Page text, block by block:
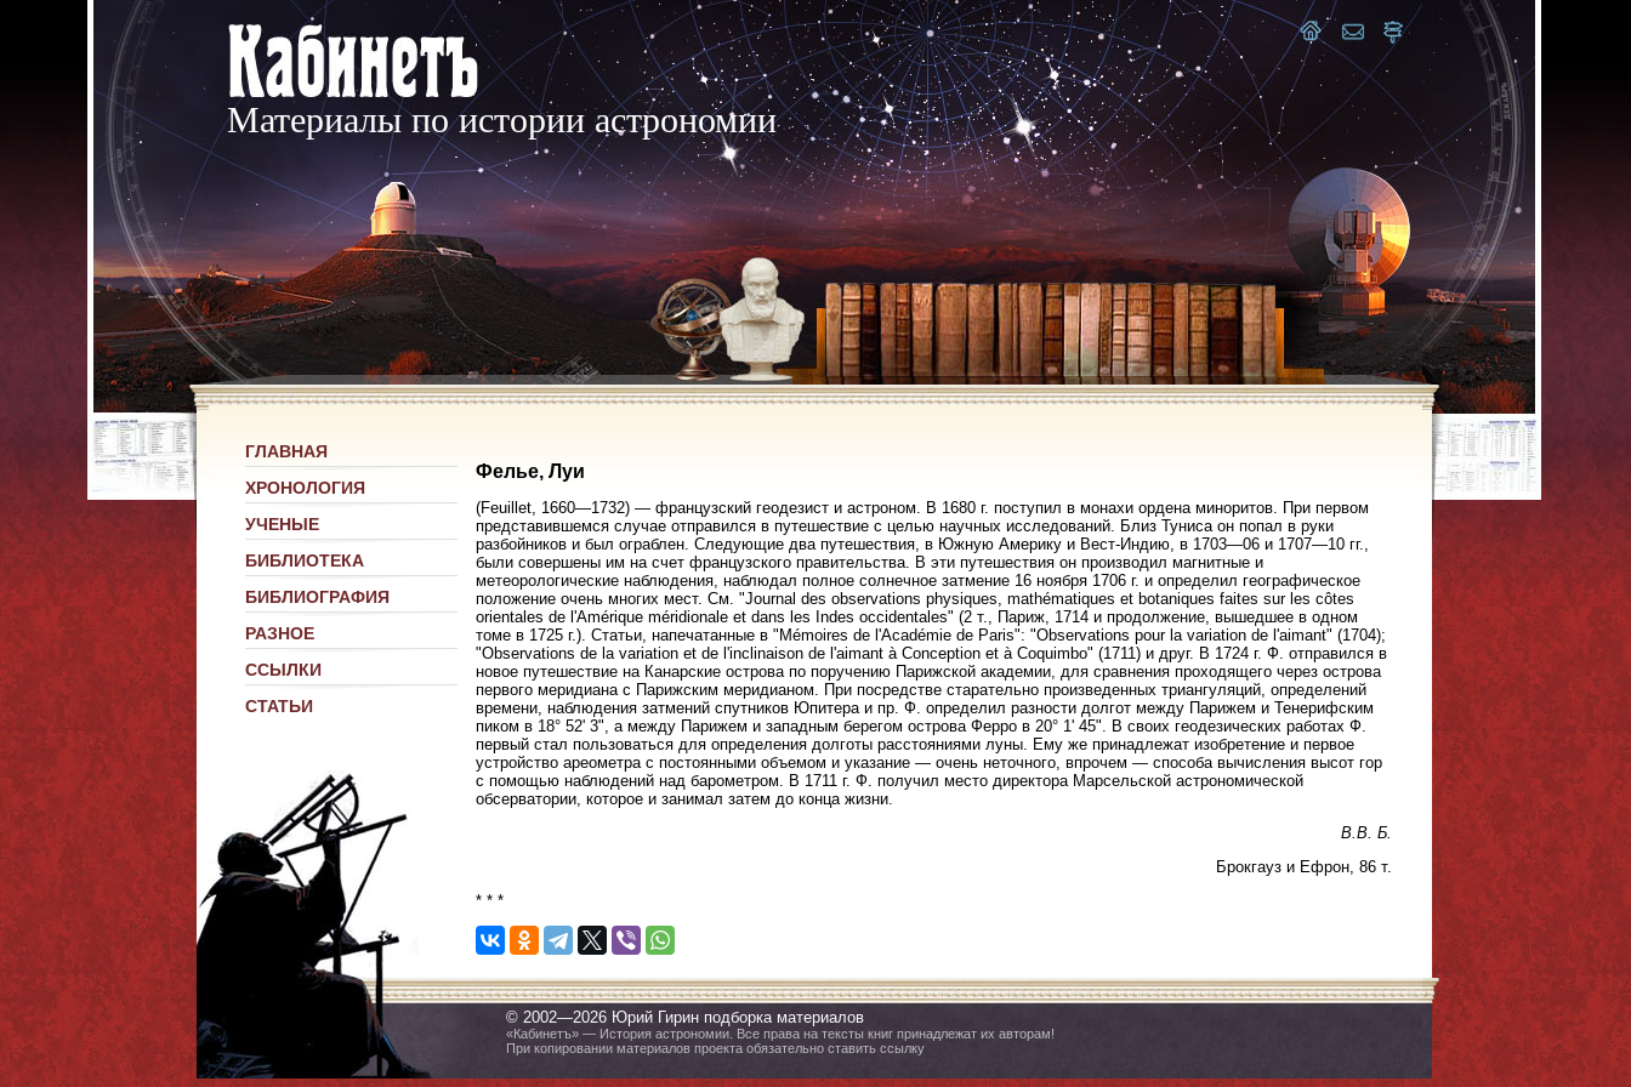
Материалы по истории астрономии
ГЛАВНАЯ
ХРОНОЛОГИЯ
УЧЕНЫЕ
БИБЛИОТЕКА
БИБЛИОГРАФИЯ
РАЗНОЕ
ССЫЛКИ
СТАТЬИ
Фелье, Луи
(Feuillet, 1660—1732) — французский геодезист и астроном. В 1680 г. поступил в монахи ордена миноритов. При первом
представившемся случае отправился в путешествие с целью научных исследований. Близ Туниса он попал в руки
разбойников и был ограблен. Следующие два путешествия, в Южную Америку и Вест-Индию, в 1703—06 и 1707—10 гг.,
были совершены им на счет французского правительства. В эти путешествия он производил магнитные и
метеорологические наблюдения, наблюдал полное солнечное затмение 16 ноября 1706 г. и определил географическое
положение очень многих мест. См. "Journal des observations physiques, mathématiques et botaniques faites sur les côtes
orientales de l'Amérique méridionale et dans les Indes occidentales" (2 т., Париж, 1714 и продолжение, вышедшее в одном
томе в 1725 г.). Статьи, напечатанные в "Mémoires de l'Académie de Paris": "Observations pour la variation de l'aimant" (1704);
"Observations de la variation et de l'inclinaison de l'aimant à Conception et à Coquimbo" (1711) и друг. В 1724 г. Ф. отправился в
новое путешествие на Канарские острова по поручению Парижской академии, для сравнения проходящего через острова
первого меридиана с Парижским меридианом. При посредстве старательно произведенных триангуляций, определений
времени, наблюдения затмений спутников Юпитера и пр. Ф. определил разности долгот между Парижем и Тенерифским
пиком в 18° 52' 3", а между Парижем и западным берегом острова Ферро в 20° 1' 45". В своих геодезических работах Ф.
первый стал пользоваться для определения долготы расстояниями луны. Ему же принадлежат изобретение и первое
устройство ареометра с постоянными объемом и указание — очень неточного, впрочем — способа вычисления высот гор
с помощью наблюдений над барометром. В 1711 г. Ф. получил место директора Марсельской астрономической
обсерватории, которое и занимал затем до конца жизни.
В.В. Б.
Брокгауз и Ефрон, 86 т.
* * *
© 2002—2026 Юрий Гирин подборка материалов
«Кабинетъ» — История астрономии. Все права на тексты книг принадлежат их авторам!
При копировании материалов проекта обязательно ставить ссылку